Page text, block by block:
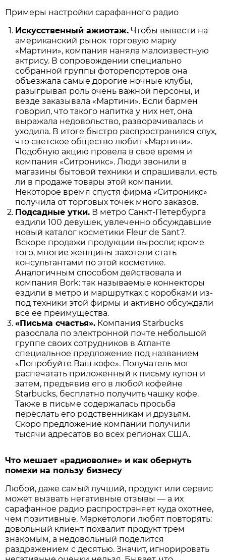
Примеры настройки сарафанного радио
Искусственный ажиотаж. Чтобы вывести на
американский рынок торговую марку
«Мартини», компания наняла малоизвестную
актрису. В сопровождении специально
собранной группы фоторепортеров она
объезжала самые дорогие ночные клубы,
разыгрывая роль очень важной персоны, и
везде заказывала «Мартини». Если бармен
говорил, что такого напитка у них нет, она
выражала недовольство, разворачивалась и
уходила. В итоге быстро распространился слух,
что светское общество любит «Мартини».
Подобную акцию провела в свое время и
компания «Ситроникс». Люди звонили в
магазины бытовой техники и спрашивали, есть
ли в продаже товары этой компании.
Некоторое время спустя фирма «Ситроникс»
получила от торговых точек много заказов.
Подсадные утки. В метро Санкт-Петербурга
ездили 100 девушек, увлеченно обсуждавшие
новый каталог косметики Fleur de Sant?.
Вскоре продажи продукции выросли; кроме
того, многие женщины захотели стать
консультантами по этой косметике.
Аналогичным способом действовала и
компания Bork: так называемые коннекторы
ездили в метро и маршрутках с коробками из-
под техники этой фирмы и активно обсуждали
все ее преимущества.
«Письма счастья». Компания Starbucks
разослала по электронной почте небольшой
группе своих сотрудников в Атланте
специальное предложение под названием
«Попробуйте Ваш кофе». Получатель мог
распечатать приложенный к письму купон и
затем, предъявив его в любой кофейне
Starbucks, бесплатно получить чашку кофе.
Также в письме содержалась просьба
переслать его родственникам и друзьям.
Скоро предложение компании получили
тысячи адресатов во всех регионах США.
Что мешает «радиоволне» и как обернуть
помехи на пользу бизнесу
Любой, даже самый лучший, продукт или сервис
может вызвать негативные отзывы — а их
сарафанное радио распространяет куда охотнее,
чем позитивные. Маркетологи любят повторять:
довольный клиент похвалит продукт трем
знакомым, а недовольный поделится
раздражением с десятью. Значит, игнорировать